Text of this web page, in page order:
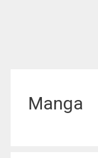
Manga